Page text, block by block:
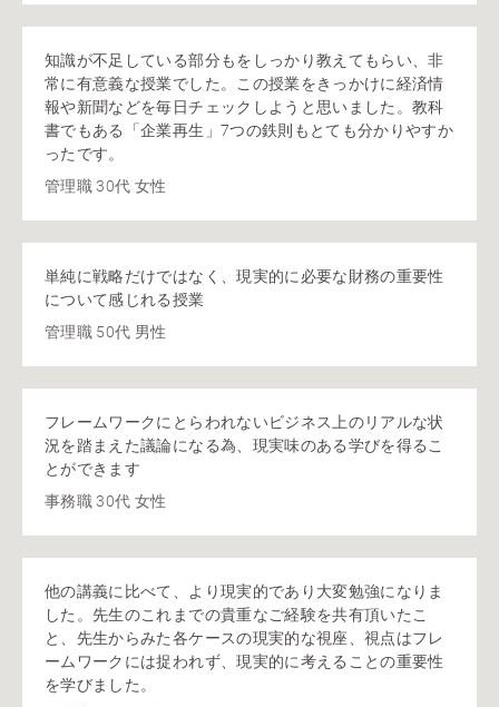
知識が不足している部分もをしっかり教えてもらい、非
常に有意義な授業でした。この授業をきっかけに経済情
報や新聞などを毎日チェックしようと思いました。教科
書でもある「企業再生」7つの鉄則もとても分かりやすか
ったです。
管理職 30代 女性
単純に戦略だけではなく、現実的に必要な財務の重要性
について感じれる授業
管理職 50代 男性
フレームワークにとらわれないビジネス上のリアルな状
況を踏まえた議論になる為、現実味のある学びを得るこ
とができます
事務職 30代 女性
他の講義に比べて、より現実的であり大変勉強になりま
した。先生のこれまでの貴重なご経験を共有頂いたこ
と、先生からみた各ケースの現実的な視座、視点はフレ
ームワークには捉われず、現実的に考えることの重要性
を学びました。